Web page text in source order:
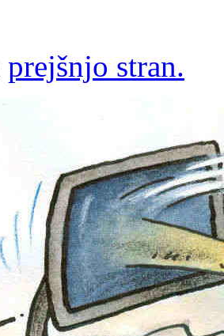
prejšnjo stran.